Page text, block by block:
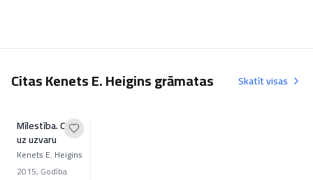
Citas Kenets E. Heigins grāmatas Skatīt visas
Mīlestība. Ceļš
uz uzvaru
Kenets E. Heigins
2015, Godība